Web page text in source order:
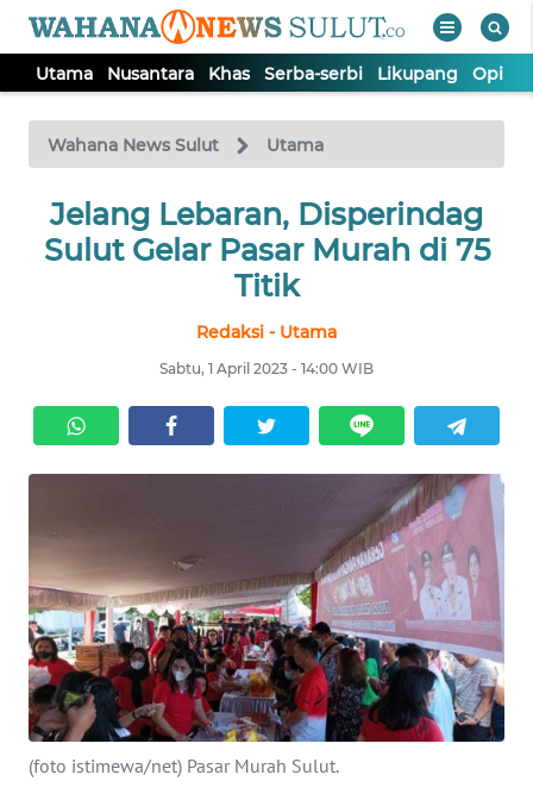
Utama Nusantara Khas Serba-serbi Likupang Opini
Wahana News Sulut Utama
Jelang Lebaran, Disperindag
Sulut Gelar Pasar Murah di 75
Titik
Redaksi - Utama
Sabtu, 1 April 2023 - 14:00 WIB
(foto istimewa/net) Pasar Murah Sulut.
TV
Tutup
UTAMA
SERBA-
SERBI
OPINI
Informasi
INDEKS
BERITA
KONTAK